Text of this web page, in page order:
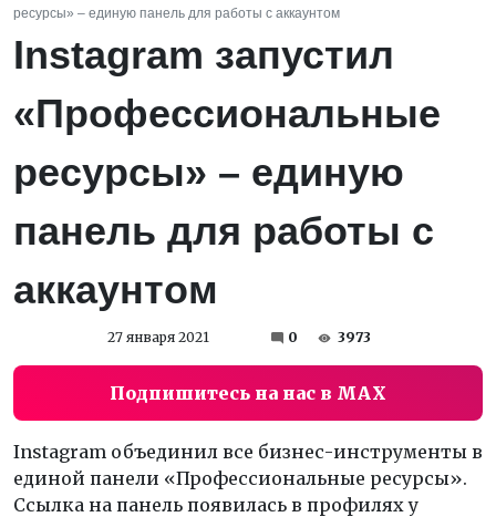
ресурсы» – единую панель для работы с аккаунтом
Instagram запустил
«Профессиональные
ресурсы» – единую
панель для работы с
аккаунтом
27 января 2021 0 3973
Подпишитесь на нас в MAX
Instagram объединил все бизнес-инструменты в
единой панели «Профессиональные ресурсы».
Ссылка на панель появилась в профилях у